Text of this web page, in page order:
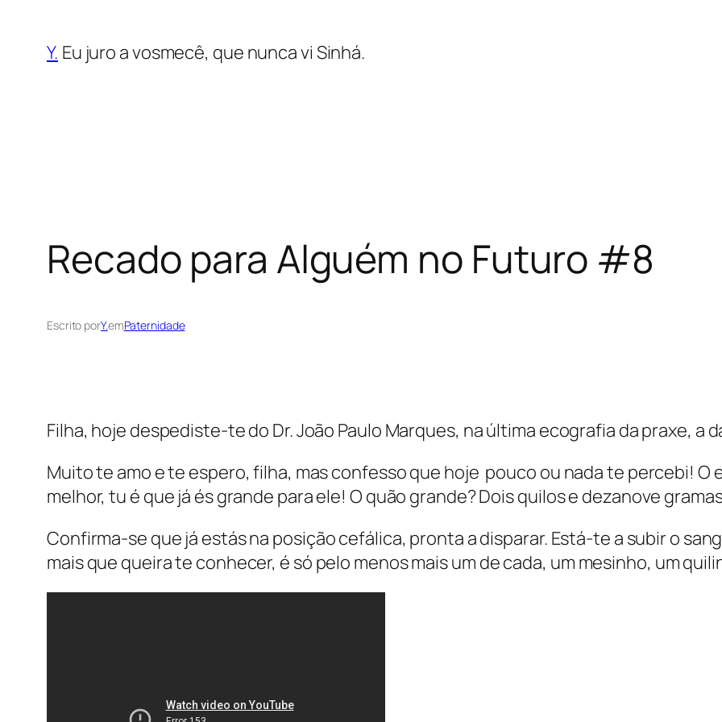
Y. Eu juro a vosmecê, que nunca vi Sinhá.
Recado para Alguém no Futuro #8
Escrito porY.emPaternidade
Filha, hoje despediste-te do Dr. João Paulo Marques, na última ecografia da praxe, a
Muito te amo e te espero, filha, mas confesso que hoje pouco ou nada te percebi! O
melhor, tu é que já és grande para ele! O quão grande? Dois quilos e dezanove
Confirma-se que já estás na posição cefálica, pronta a disparar. Está-te a subir o
mais que queira te conhecer, é só pelo menos mais um de cada, um mesinho, um